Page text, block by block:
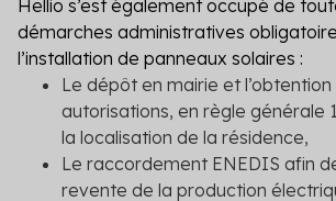
Hellio s’est également occupé de
démarches administratives
l’installation de panneaux solaires :
Le dépôt en mairie et l’obtention
autorisations, en règle générale
la localisation de la résidence,
Le raccordement ENEDIS afin
revente de la production